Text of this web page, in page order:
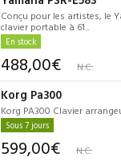
Conçu pour les artistes, le
clavier portable à 61...
En stock
488,00€ N.C.
Korg Pa300
Korg PA300 Clavier
Sous 7 jours
599,00€ N.C.